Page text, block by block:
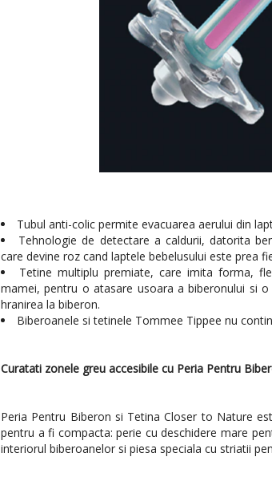
Tubul anti-colic permite evacuarea aerului din
Tehnologie de detectare a caldurii, datorita
care devine roz cand laptele bebelusului este prea
Tetine multiplu premiate, care imita forma,
mamei, pentru o atasare usoara a biberonului si
hranirea la biberon.
Biberoanele si tetinele Tommee Tippee nu
Curatati zonele greu accesibile cu Peria Pentru
Peria Pentru Biberon si Tetina Closer to Nature
pentru a fi compacta: perie cu deschidere mare
interiorul biberoanelor si piesa speciala cu striatii